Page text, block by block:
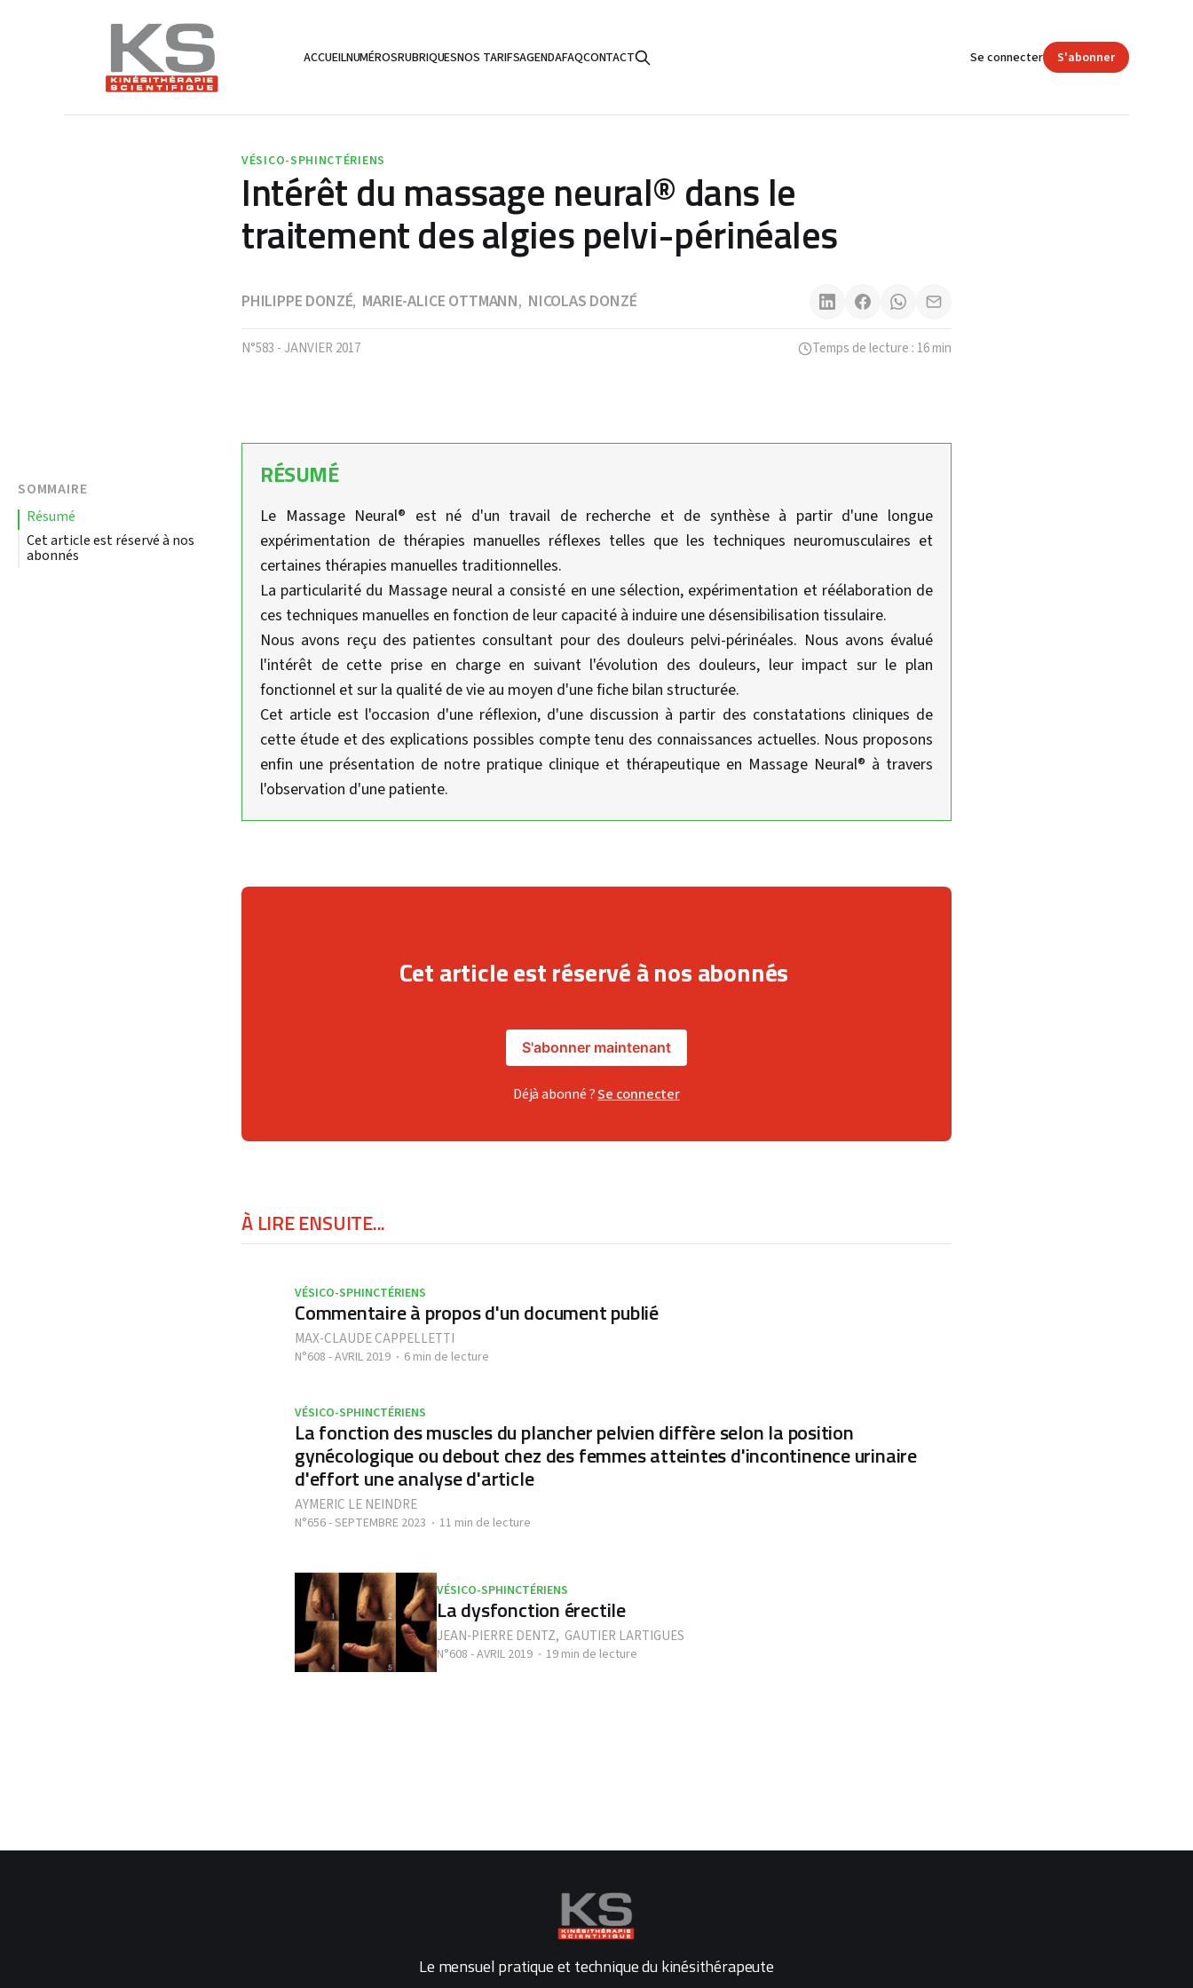
ACCUEILNUMÉROSRUBRIQUESNOS TARIFSAGENDAFAQCONTACT Se connecter S'abonner
VÉSICO-SPHINCTÉRIENS
Intérêt du massage neural® dans le
traitement des algies pelvi-périnéales
PHILIPPE DONZÉ, MARIE-ALICE OTTMANN, NICOLAS DONZÉ
N°583 - JANVIER 2017 Temps de lecture : 16 min
SOMMAIRE
résumé
Cet article est réservé à nos
abonnés
RÉSUMÉ
Le Massage Neural® est né d'un travail de recherche et de synthèse à partir d'une longue
expérimentation de thérapies manuelles réflexes telles que les techniques neuromusculaires et
certaines thérapies manuelles traditionnelles.
La particularité du Massage neural a consisté en une sélection, expérimentation et réélaboration de
ces techniques manuelles en fonction de leur capacité à induire une désensibilisation tissulaire.
Nous avons reçu des patientes consultant pour des douleurs pelvi-périnéales. Nous avons évalué
l'intérêt de cette prise en charge en suivant l'évolution des douleurs, leur impact sur le plan
fonctionnel et sur la qualité de vie au moyen d'une fiche bilan structurée.
Cet article est l'occasion d'une réflexion, d'une discussion à partir des constatations cliniques de
cette étude et des explications possibles compte tenu des connaissances actuelles. Nous proposons
enfin une présentation de notre pratique clinique et thérapeutique en Massage Neural® à travers
l'observation d'une patiente.
Cet article est réservé à nos abonnés
S'abonner maintenant
Déjà abonné ?Se connecter
À LIRE ENSUITE...
VÉSICO-SPHINCTÉRIENS
Commentaire à propos d'un document publié
MAX-CLAUDE CAPPELLETTI
N°608 - AVRIL 2019 6 min de lecture
VÉSICO-SPHINCTÉRIENS
La fonction des muscles du plancher pelvien diffère selon la position
gynécologique ou debout chez des femmes atteintes d'incontinence urinaire
d'effort une analyse d'article
AYMERIC LE NEINDRE
N°656 - SEPTEMBRE 2023 11 min de lecture
VÉSICO-SPHINCTÉRIENS
La dysfonction érectile
JEAN-PIERRE DENTZ, GAUTIER LARTIGUES
N°608 - AVRIL 2019 19 min de lecture
Le mensuel pratique et technique du kinésithérapeute